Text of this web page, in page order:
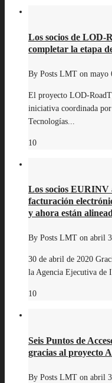
Los socios de LOD-
completar la etapa
By Posts LMT on mayo
El proyecto LOD-
iniciativa coordinada
Tecnologías...
10
Los socios EURINV
facturación
y ahora están
By Posts LMT on abril
30 de abril de 2020
la Agencia Ejecutiva de
10
Seis Puntos de
gracias al proyecto
By Posts LMT on abril